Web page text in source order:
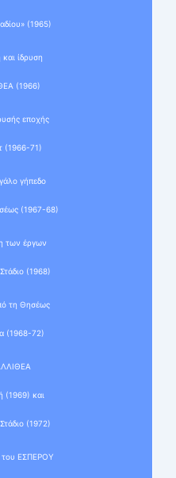
(1965)
ίδρυση
(1966)
εποχής
(1966-71)
γήπεδο
(1967-68)
των έργων
(1968)
τη Θησέως
(1968-72)
(1969) και
(1972)
του ΕΣΠΕΡΟΥ